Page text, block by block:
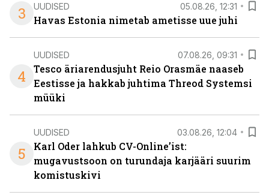
3 UUDISED 05.08.26, 12:31
Havas Estonia nimetab ametisse uue juhi
4
UUDISED 07.08.26, 09:31
Tesco äriarendusjuht Reio Orasmäe naaseb
Eestisse ja hakkab juhtima Threod Systemsi
müüki
5
UUDISED 03.08.26, 12:04
Karl Oder lahkub CV-Online’ist:
mugavustsoon on turundaja karjääri suurim
komistuskivi